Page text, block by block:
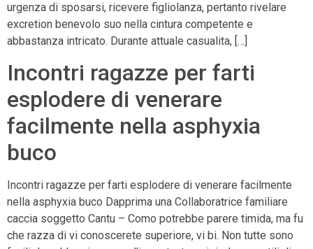
urgenza di sposarsi, ricevere figliolanza, pertanto rivelare
excretion benevolo suo nella cintura competente e
abbastanza intricato. Durante attuale casualita, […]
Incontri ragazze per farti
esplodere di venerare
facilmente nella asphyxia
buco
Incontri ragazze per farti esplodere di venerare facilmente
nella asphyxia buco Dapprima una Collaboratrice familiare
caccia soggetto Cantu – Como potrebbe parere timida, ma fu
che razza di vi conoscerete superiore, vi bi. Non tutte sono